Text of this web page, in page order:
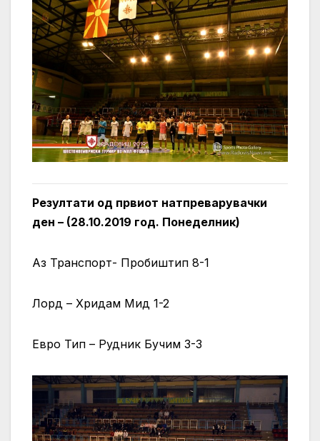
Резултати од првиот натпреварувачки
ден – (28.10.2019 год. Понеделник)
Аз Транспорт- Пробиштип 8-1
Лорд – Хридам Мид 1-2
Евро Тип – Рудник Бучим 3-3